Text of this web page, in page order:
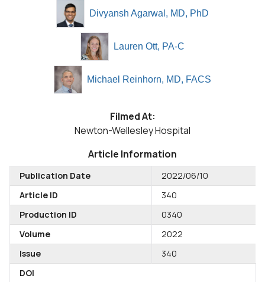
Divyansh Agarwal, MD, PhD
Lauren Ott, PA-C
Michael Reinhorn, MD, FACS
Filmed At:
Newton-Wellesley Hospital
Article Information
Publication Date
2022/06/10
Article ID
340
Production ID
0340
Volume
2022
Issue
340
DOI